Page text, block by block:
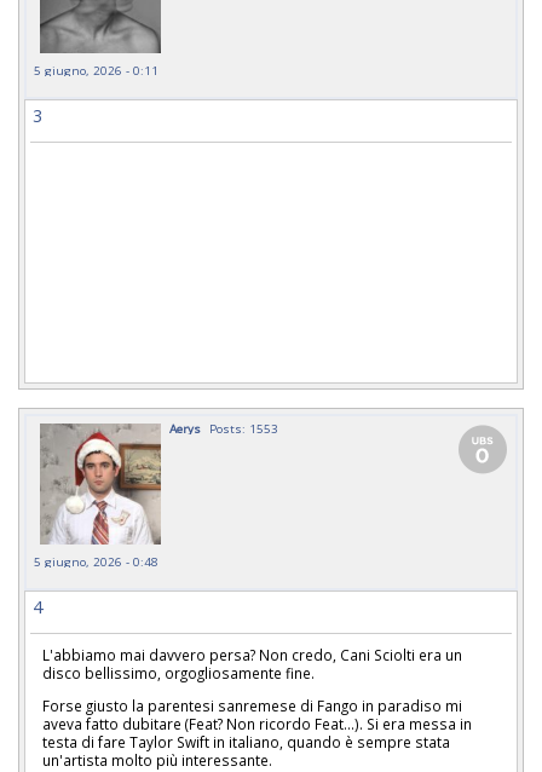
5 giugno, 2026 - 0:11
3
Aerys Posts: 1553
5 giugno, 2026 - 0:48
4
L'abbiamo mai davvero persa? Non credo, Cani Sciolti era un
disco bellissimo, orgogliosamente fine.
Forse giusto la parentesi sanremese di Fango in paradiso mi
aveva fatto dubitare (Feat? Non ricordo Feat...). Si era messa in
testa di fare Taylor Swift in italiano, quando è sempre stata
un'artista molto più interessante.